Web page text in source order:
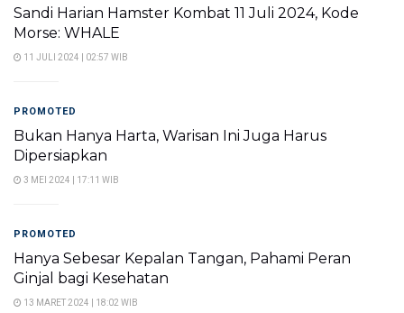
Sandi Harian Hamster Kombat 11 Juli 2024, Kode
Morse: WHALE
11 JULI 2024 | 02:57 WIB
PROMOTED
Bukan Hanya Harta, Warisan Ini Juga Harus
Dipersiapkan
3 MEI 2024 | 17:11 WIB
PROMOTED
Hanya Sebesar Kepalan Tangan, Pahami Peran
Ginjal bagi Kesehatan
13 MARET 2024 | 18:02 WIB